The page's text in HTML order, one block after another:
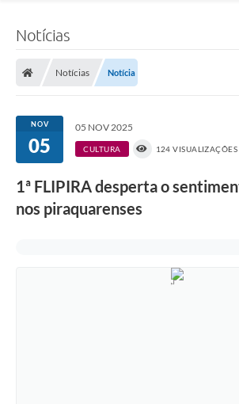
Notícias
Notícias Notícia
NOV
05
05 NOV 2025
CULTURA 124 VISUALIZAÇÕES
1ª FLIPIRA desperta o
nos piraquarenses